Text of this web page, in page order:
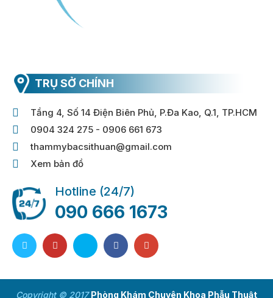
TRỤ SỞ CHÍNH
Tầng 4, Số 14 Điện Biên Phủ, P.Đa Kao, Q.1, TP.HCM
0904 324 275 - 0906 661 673
thammybacsithuan@gmail.com
Xem bản đồ
Hotline (24/7)
090 666 1673
Copyright © 2017Phòng Khám Chuyên Khoa Phẫu Thuật